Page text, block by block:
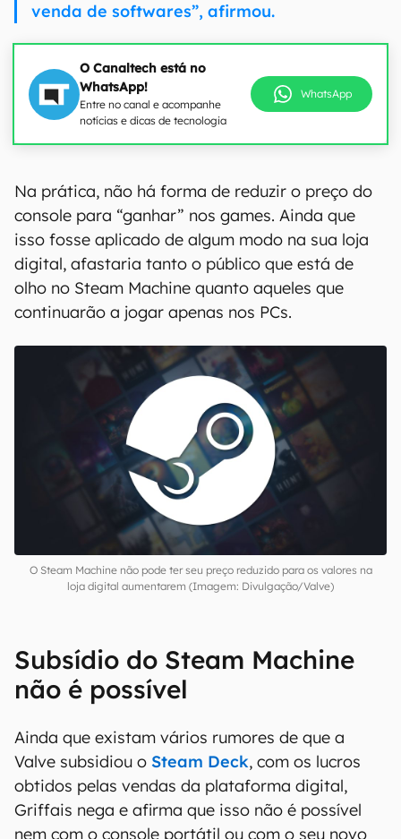
venda de softwares”, afirmou.
O Canaltech está no
WhatsApp!
Entre no canal e acompanhe
notícias e dicas de tecnologia
WhatsApp
Na prática, não há forma de reduzir o preço do
console para “ganhar” nos games. Ainda que
isso fosse aplicado de algum modo na sua loja
digital, afastaria tanto o público que está de
olho no Steam Machine quanto aqueles que
continuarão a jogar apenas nos PCs.
O Steam Machine não pode ter seu preço reduzido para os valores na
loja digital aumentarem (Imagem: Divulgação/Valve)